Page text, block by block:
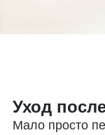
Уход
Мало просто